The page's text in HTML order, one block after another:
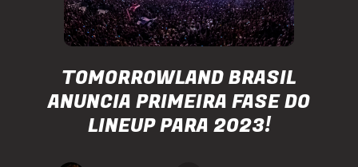
TOMORROWLAND BRASIL
ANUNCIA PRIMEIRA FASE DO
LINEUP PARA 2023!